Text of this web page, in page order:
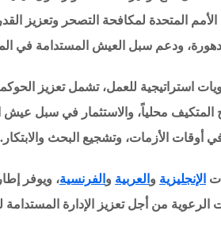
الأمم المتحدة لمكافحة التصحر وتعزيز
ودعم سبل العيش المستدامة في
استراتيجية للعمل، تشمل تعزيز
المتكيف محلياً، والاستثمار في سبل عيش
أوقات الأزمات، وتشجيع البحث والابتكار.
الإنجليزية و العربية و الفرنسية، ويوفر
الرعوية من أجل تعزيز الإدارة